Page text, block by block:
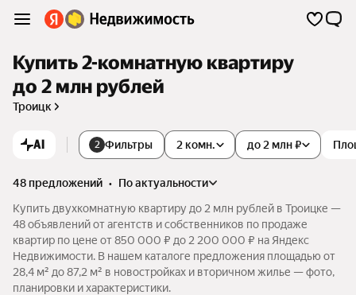
Купить 2-комнатную квартиру
до 2 млн рублей
Троицк
AI 2 Фильтры 2 комн. до 2 млн ₽
48 предложений •
по актуальности
Купить двухкомнатную квартиру до 2 млн рублей в Троицке —
48 объявлений от агентств и собственников по продаже
квартир по цене от 850 000 ₽ до 2 200 000 ₽ на Яндекс
Недвижимости. В нашем каталоге предложения площадью от
28,4 м² до 87,2 м² в новостройках и вторичном жилье — фото,
планировки и характеристики.